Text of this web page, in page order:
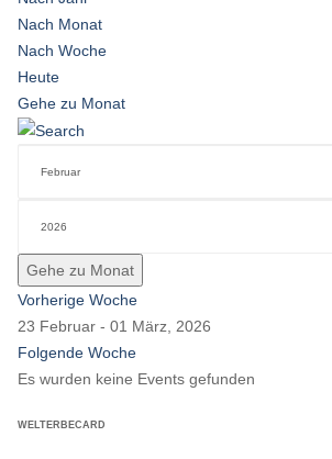
Nach Monat
Nach Woche
Heute
Gehe zu Monat
Gehe zu Monat
Vorherige Woche
23 Februar - 01 März, 2026
Folgende Woche
Es wurden keine Events gefunden
WELTERBECARD